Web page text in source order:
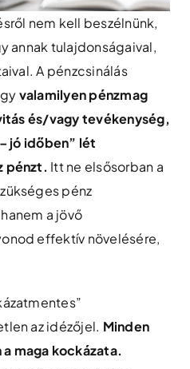
nem kell beszélnünk,
annak tulajdonságaival,
A pénzcsinálás
valamilyen pénzmag
és/vagy tevékenység,
jó időben” lét
pénzt. Itt ne elsősorban a
pénz
a jövő
effektív növelésére,
az idézőjel. Minden
maga kockázata.